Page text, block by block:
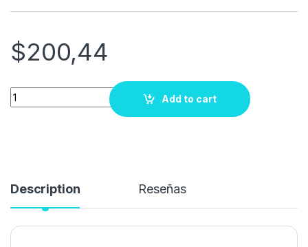
$200,44
Quantity
Add to cart
Description Reseñas